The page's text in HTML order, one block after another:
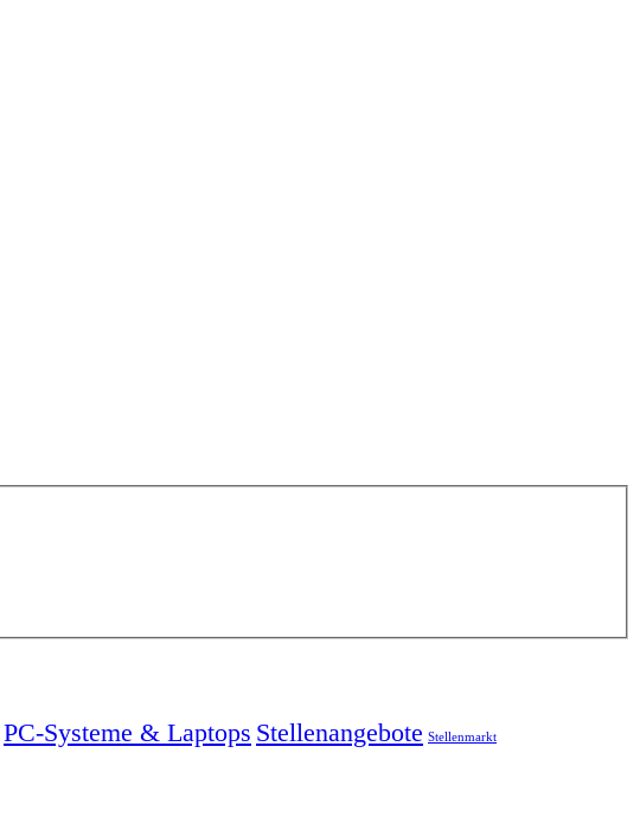
PC-Systeme & Laptops Stellenangebote Stellenmarkt